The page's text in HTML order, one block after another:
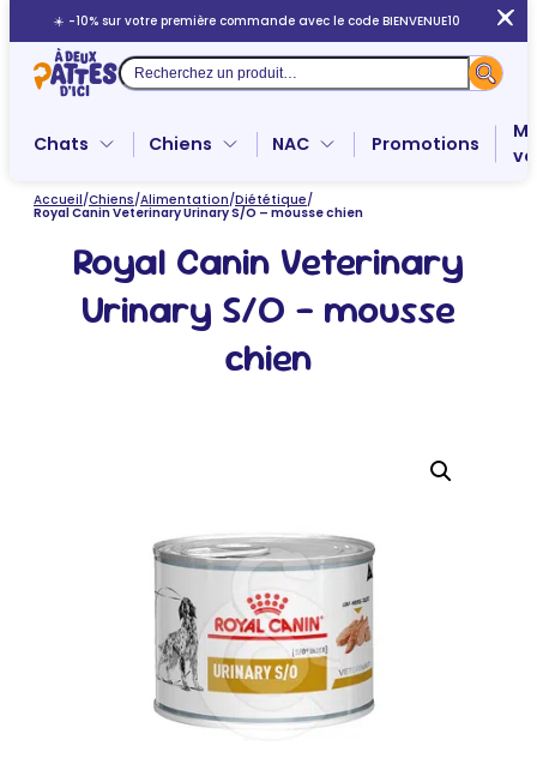
au
contenu
☀️ -10% sur votre première commande avec le code BIENVENUE10
Recherche
Chats Chiens NAC Promotions
Accueil/Chiens/Alimentation/Diététique/
Royal Canin Veterinary Urinary S/O – mousse chien
Royal Canin Veterinary
Urinary S/O – mousse
chien